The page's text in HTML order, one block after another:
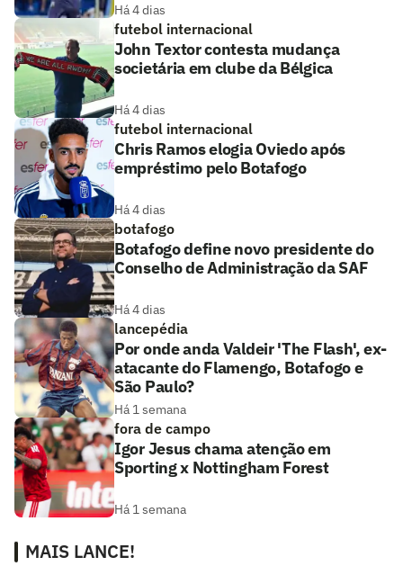
Há 4 dias
futebol internacional
John Textor contesta mudança
societária em clube da Bélgica
Há 4 dias
futebol internacional
Chris Ramos elogia Oviedo após
empréstimo pelo Botafogo
Há 4 dias
botafogo
Botafogo define novo presidente do
Conselho de Administração da SAF
Há 4 dias
lancepédia
Por onde anda Valdeir 'The Flash', ex-
atacante do Flamengo, Botafogo e
São Paulo?
Há 1 semana
fora de campo
Igor Jesus chama atenção em
Sporting x Nottingham Forest
Há 1 semana
MAIS LANCE!